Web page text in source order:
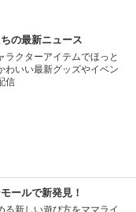
の最新ニュース
ラクターアイテムでほっと
わいい最新グッズやイベン
信
ールで新発見！